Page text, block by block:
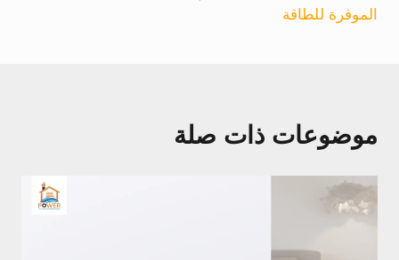
الموفرة للطاقة
موضوعات ذات صلة